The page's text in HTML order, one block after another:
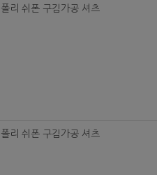
리 쉬폰 구김가공 셔츠
리 쉬폰 구김가공 셔츠